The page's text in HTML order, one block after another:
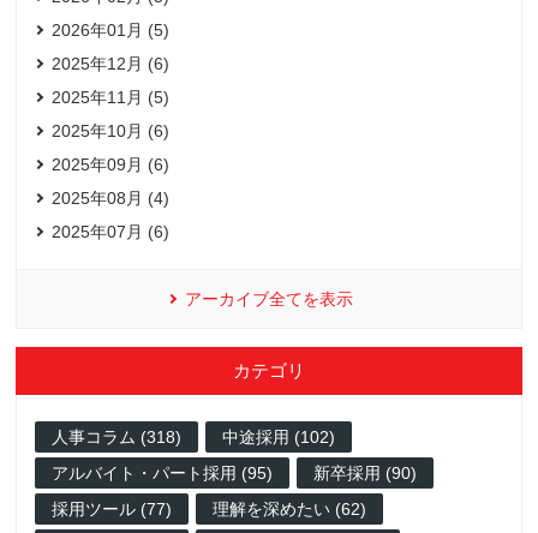
2026年01月 (5)
2025年12月 (6)
2025年11月 (5)
2025年10月 (6)
2025年09月 (6)
2025年08月 (4)
2025年07月 (6)
アーカイブ全てを表示
カテゴリ
人事コラム (318)
中途採用 (102)
アルバイト・パート採用 (95)
新卒採用 (90)
採用ツール (77)
理解を深めたい (62)